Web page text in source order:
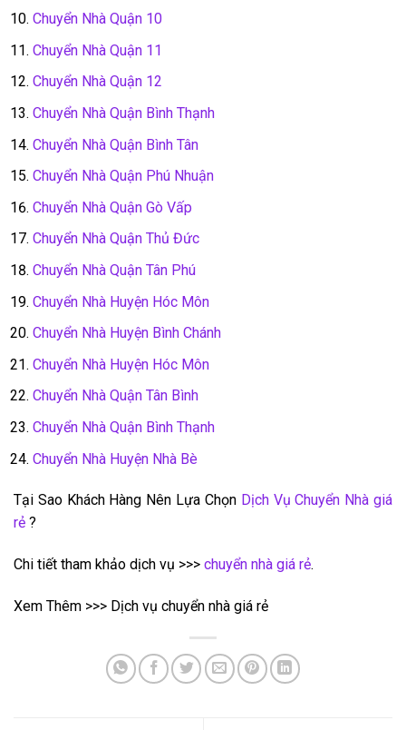
Chuyển Nhà Quận 10
Chuyển Nhà Quận 11
Chuyển Nhà Quận 12
Chuyển Nhà Quận Bình Thạnh
Chuyển Nhà Quận Bình Tân
Chuyển Nhà Quận Phú Nhuận
Chuyển Nhà Quận Gò Vấp
Chuyển Nhà Quận Thủ Đức
Chuyển Nhà Quận Tân Phú
Chuyển Nhà Huyện Hóc Môn
Chuyển Nhà Huyện Bình Chánh
Chuyển Nhà Huyện Hóc Môn
Chuyển Nhà Quận Tân Bình
Chuyển Nhà Quận Bình Thạnh
Chuyển Nhà Huyện Nhà Bè
Tại Sao Khách Hàng Nên Lựa Chọn Dịch Vụ Chuyển Nhà giá
rẻ ?
Chi tiết tham khảo dịch vụ >>> chuyển nhà giá rẻ.
Xem Thêm >>> Dịch vụ chuyển nhà giá rẻ